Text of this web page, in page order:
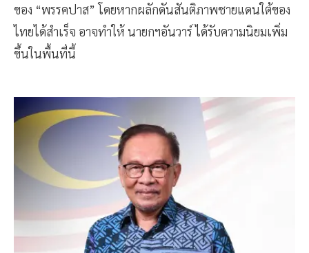
ของ “พรรคปาส” โดยหากผลักดันสันติภาพชายแดนใต้ของ
ไทยได้สำเร็จ อาจทำให้ นายกฯอันวาร์ ได้รับความนิยมเพิ่ม
ขึ้นในพื้นที่นี้